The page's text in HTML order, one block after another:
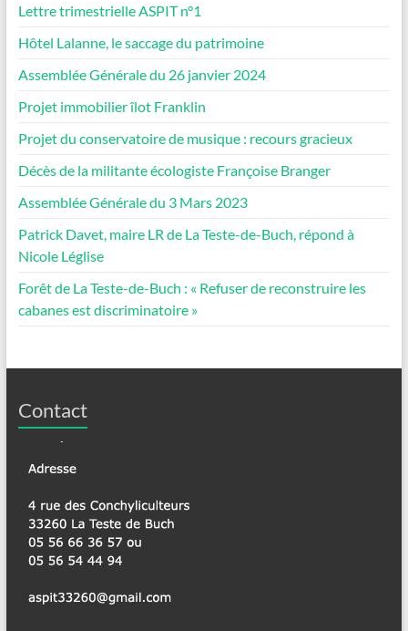
Lettre trimestrielle ASPIT n°1
Hôtel Lalanne, le saccage du patrimoine
Assemblée Générale du 26 janvier 2024
Projet immobilier îlot Franklin
Projet du conservatoire de musique : recours gracieux
Décès de la militante écologiste Françoise Branger
Assemblée Générale du 3 Mars 2023
Patrick Davet, maire LR de La Teste-de-Buch, répond à
Nicole Léglise
Forêt de La Teste-de-Buch : « Refuser de reconstruire les
cabanes est discriminatoire »
Contact